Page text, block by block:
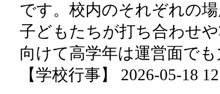
です。校内のそれぞれの
子どもたちが打ち合わせ
向けて高学年は運営面で
【学校行事】 2026-05-18